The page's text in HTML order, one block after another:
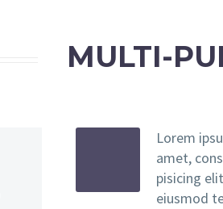
MULTI-
Lorem
amet,
pisicing
eiusmod